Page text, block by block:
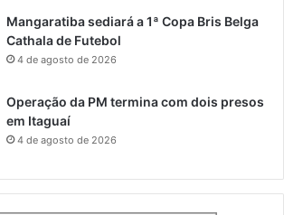
Mangaratiba sediará a 1ª Copa Bris Belga
Cathala de Futebol
4 de agosto de 2026
Operação da PM termina com dois presos
em Itaguaí
4 de agosto de 2026